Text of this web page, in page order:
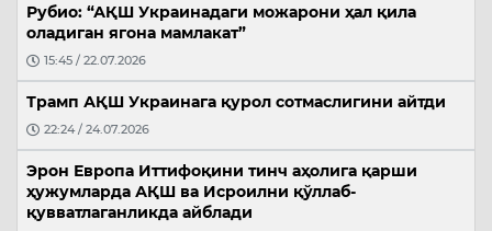
Рубио: “АҚШ Украинадаги можарони ҳал қила
оладиган ягона мамлакат”
15:45 / 22.07.2026
Трамп АҚШ Украинага қурол сотмаслигини айтди
22:24 / 24.07.2026
Эрон Европа Иттифоқини тинч аҳолига қарши
ҳужумларда АҚШ ва Исроилни қўллаб-
қувватлаганликда айблади